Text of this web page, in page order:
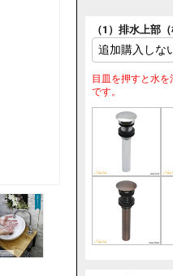
（1）排水上部
目皿を押すと水
です。